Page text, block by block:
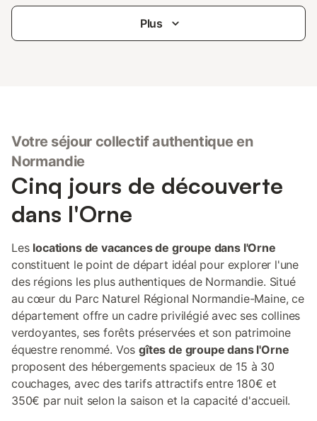
Plus
Votre séjour collectif authentique en
Normandie
Cinq jours de découverte
dans l'Orne
Les locations de vacances de groupe dans l'Orne
constituent le point de départ idéal pour explorer l'une
des régions les plus authentiques de Normandie. Situé
au cœur du Parc Naturel Régional Normandie-Maine, ce
département offre un cadre privilégié avec ses collines
verdoyantes, ses forêts préservées et son patrimoine
équestre renommé. Vosgîtes de groupe dans l'Orne
proposent des hébergements spacieux de 15 à 30
couchages, avec des tarifs attractifs entre 180€ et
350€ par nuit selon la saison et la capacité d'accueil.